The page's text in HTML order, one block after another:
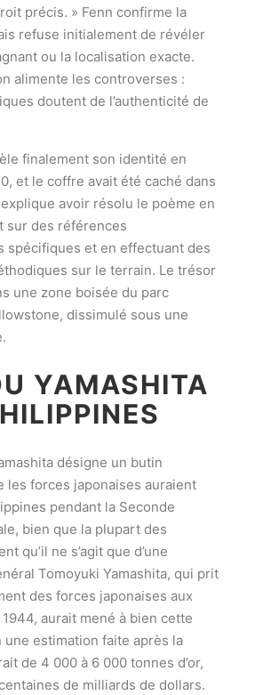
précis. » Fenn confirme la
refuse initialement de révéler
ou la localisation exacte.
alimente les controverses :
doutent de l’authenticité de
finalement son identité en
et le coffre avait été caché dans
avoir résolu le poème en
sur des références
spécifiques et en effectuant des
sur le terrain. Le trésor
une zone boisée du parc
dissimulé sous une
YAMASHITA
désigne un butin
les forces japonaises auraient
pendant la Seconde
bien que la plupart des
qu’il ne s’agit que d’une
Tomoyuki Yamashita, qui prit
des forces japonaises aux
aurait mené à bien cette
une estimation faite après la
de 4 000 à 6 000 tonnes d’or,
de milliards de dollars.